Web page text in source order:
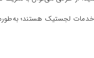
لجستیک ‌هستند؛